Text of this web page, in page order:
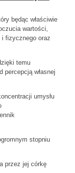
będąc właściwie
wartości,
i fizycznego oraz
temu
percepcją własnej
umysłu
stopniu
przez jej córkę